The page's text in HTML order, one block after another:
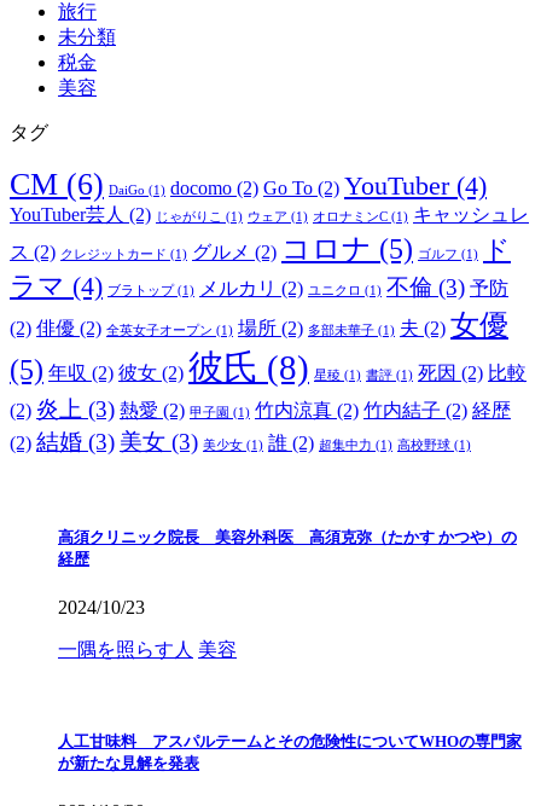
旅行
未分類
税金
美容
タグ
CM (6) DaiGo (1) docomo (2) Go To (2) YouTuber(4)
YouTuber芸人 (2) じゃがりこ (1) ウェア (1) オロナミンC (1) キャッシュレ
ス (2) クレジットカード (1) グルメ (2) コロナ (5) ゴルフ (1)
ド
ラマ (4) ブラトップ(1) メルカリ (2) ユニクロ (1) 不倫 (3) 予防
(2) 俳優 (2) 全英女子オープン (1) 場所 (2) 多部未華子 (1) 夫 (2) 女優
(5) 年収 (2) 彼女 (2) 彼氏 (8) 星稜 (1) 書評 (1) 死因 (2) 比較
(2) 炎上 (3) 熱愛 (2) 甲子園 (1) 竹内涼真 (2) 竹内結子 (2) 経歴
(2) 結婚 (3) 美女 (3) 美少女 (1) 誰 (2) 超集中力 (1) 高校野球 (1)
高須クリニック院長 美容外科医 高須克弥（たかす かつや）の
経歴
2024/10/23
一隅を照らす人 美容
人工甘味料 アスパルテームとその危険性についてWHOの専門家
が新たな見解を発表